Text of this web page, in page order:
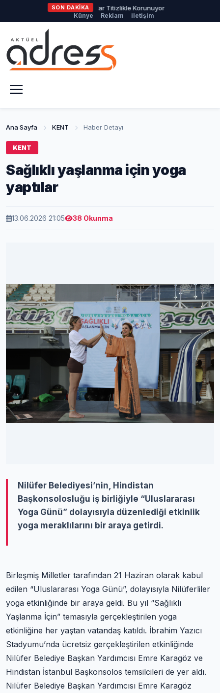
SON DAKİKA
Yeşil Alanlar Titizlikle Korunuyor
Künye Reklam iletişim
Ana Sayfa KENT Haber Detayı
KENT
Sağlıklı yaşlanma için yoga
yaptılar
13.06.2026 21:05 38 Okunma
Nilüfer Belediyesi’nin, Hindistan
Başkonsolosluğu iş birliğiyle “Uluslararası
Yoga Günü” dolayısıyla düzenlediği etkinlik
yoga meraklılarını bir araya getirdi.
Birleşmiş Milletler tarafından 21 Haziran olarak kabul
edilen “Uluslararası Yoga Günü”, dolayısıyla Nilüferliler
yoga etkinliğinde bir araya geldi. Bu yıl “Sağlıklı
Yaşlanma İçin” temasıyla gerçekleştirilen yoga
etkinliğine her yaştan vatandaş katıldı. İbrahim Yazıcı
Stadyumu’nda ücretsiz gerçekleştirilen etkinliğinde
Nilüfer Belediye Başkan Yardımcısı Emre Karagöz ve
Hindistan İstanbul Başkonsolos temsilcileri de yer aldı.
Nilüfer Belediye Başkan Yardımcısı Emre Karagöz